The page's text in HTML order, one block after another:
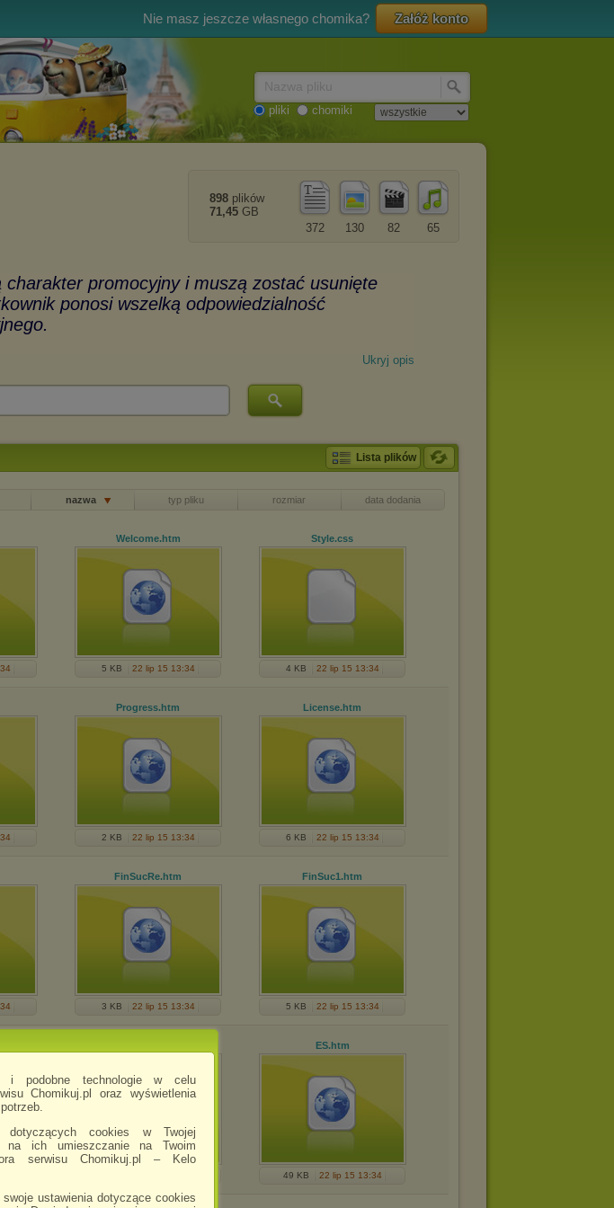
i podobne technologie w celu
Chomikuj.pl oraz wyświetlenia
cookies w Twojej
na ich umieszczanie na Twoim
serwisu Chomikuj.pl – Kelo
ustawienia dotyczące cookies
Nie masz jeszcze własnego chomika? Załóż konto
pliki chomiki
65
82
130
372
898 plików
71,45 GB
Ukryj opis
Lista plików
nazwa typ pliku rozmiar data dodania
Welcome.htm
5 KB 22 lip 15 13:34
Style.css
4 KB 22 lip 15 13:34
Progress.htm
2 KB 22 lip 15 13:34
License.htm
6 KB 22 lip 15 13:34
FinSucRe.htm
3 KB 22 lip 15 13:34
FinSuc1.htm
5 KB 22 lip 15 13:34
ES.htm
49 KB 22 lip 15 13:34